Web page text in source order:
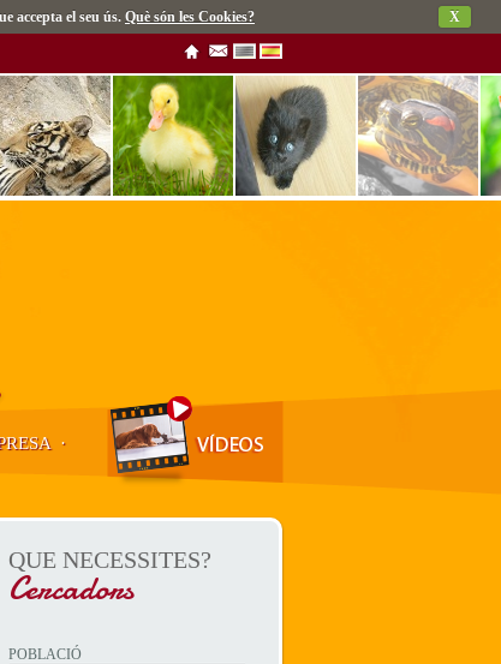
accepta el seu ús. X
Què són les Cookies?
·
QUE NECESSITES?
Cercadors
POBLACIÓ